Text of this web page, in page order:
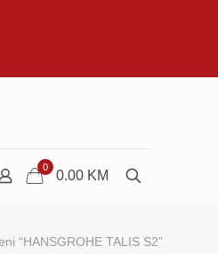
0
0.00 KM
“HANSGROHE TALIS S2”